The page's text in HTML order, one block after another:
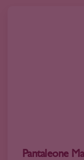
Pantaleone